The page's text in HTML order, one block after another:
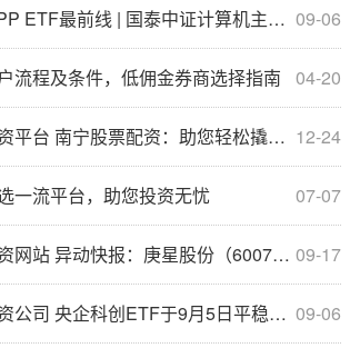
09-06
中证计算机主题ETF(512720)上涨0.73%，东数西算主题走弱，初灵信息上涨5.1%
04-20
流程及条件，低佣金券商选择指南
12-24
台 南宁股票配资：助您轻松撬动股市财富
07-07
一流平台，助您投资无忧
09-17
动快报：庚星股份（600753）8月8日11点3分触及涨停板
09-06
司 央企科创ETF于9月5日平稳上市